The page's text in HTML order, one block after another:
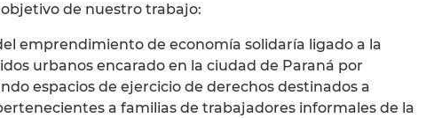
de nuestro trabajo:
emprendimiento de economía solidaría ligado a la
urbanos encarado en la ciudad de Paraná por
espacios de ejercicio de derechos destinados a
a familias de trabajadores informales de la